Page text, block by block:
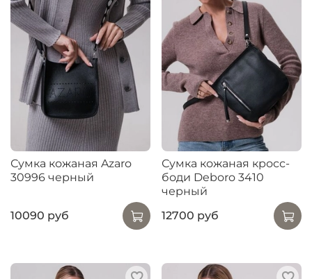
Сумка кожаная Azaro
30996 черный
10090 руб
Сумка кожаная кросс-
боди Deboro 3410
черный
12700 руб